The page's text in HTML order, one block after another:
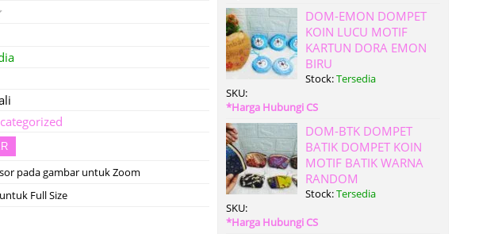
pada gambar untuk Zoom
Full Size
DOM-EMON DOMPET
KOIN LUCU MOTIF
KARTUN DORA EMON
BIRU
Stock:Tersedia
SKU:
*Harga Hubungi CS
DOM-BTK DOMPET
BATIK DOMPET KOIN
MOTIF BATIK WARNA
RANDOM
Stock:Tersedia
SKU:
*Harga Hubungi CS